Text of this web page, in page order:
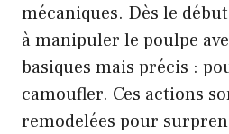
mécaniques. Dès le
à manipuler le poulpe
basiques mais précis :
camoufler. Ces actions
remodelées pour